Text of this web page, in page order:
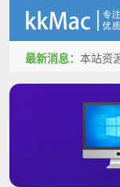
kkMac
最新消息： 本站资